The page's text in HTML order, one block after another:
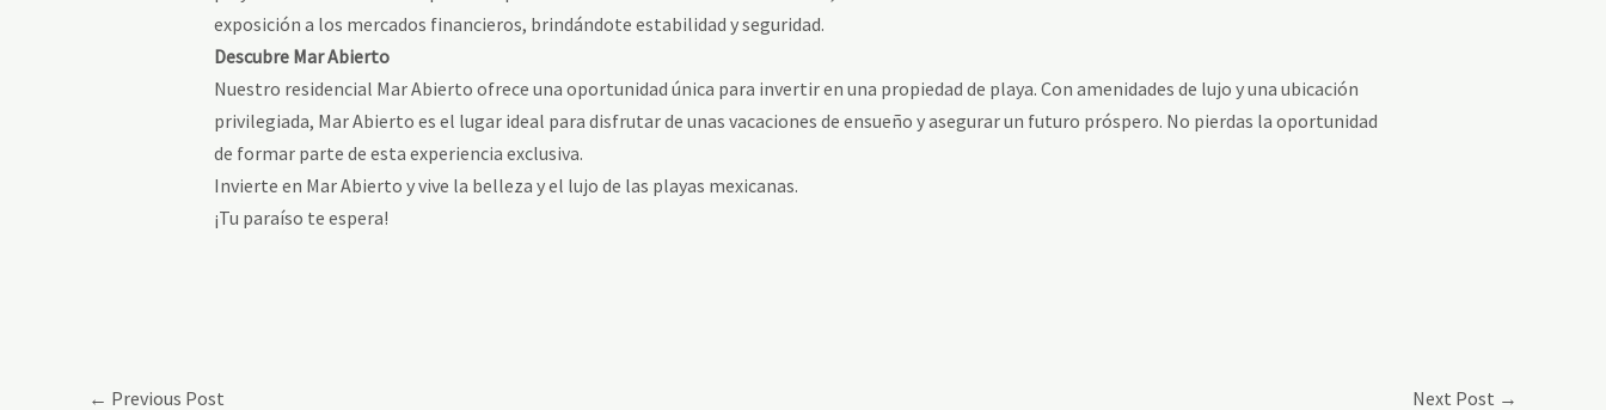
exposición a los mercados financieros, brindándote estabilidad y seguridad.
Descubre Mar Abierto
Nuestro residencial Mar Abierto ofrece una oportunidad única para invertir en una propiedad de playa. Con amenidades de lujo y una ubicación
privilegiada, Mar Abierto es el lugar ideal para disfrutar de unas vacaciones de ensueño y asegurar un futuro próspero. No pierdas la oportunidad
de formar parte de esta experiencia exclusiva.
Invierte en Mar Abierto y vive la belleza y el lujo de las playas mexicanas.
¡Tu paraíso te espera!
← Previous Post Next Post →